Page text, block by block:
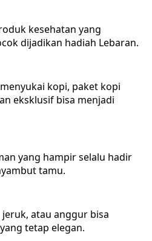
kesehatan yang
dijadikan hadiah Lebaran.
kopi, paket kopi
eksklusif bisa menjadi
yang hampir selalu hadir
tamu.
atau anggur bisa
tetap elegan.